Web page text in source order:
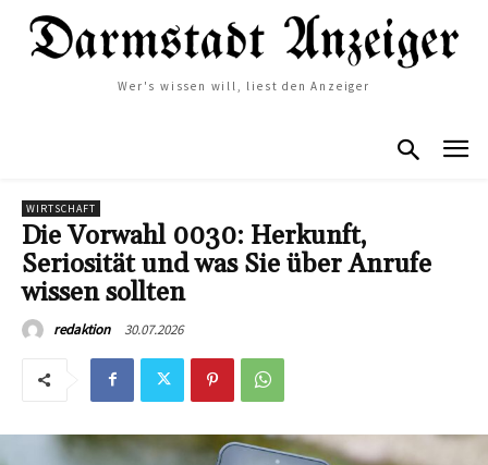
Wer's wissen will, liest den Anzeiger
WIRTSCHAFT
Die Vorwahl 0030: Herkunft,
Seriosität und was Sie über Anrufe
wissen sollten
redaktion 30.07.2026